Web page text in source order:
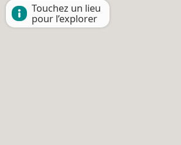
Touchez un lieu
pour l’explorer